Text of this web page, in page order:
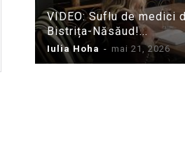
VIDEO: Suflu de medici
Bistrița-Năsăud!...
Iulia Hoha - mai 21, 2026